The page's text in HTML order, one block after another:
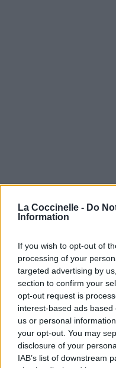
La Coccinelle - Do
Information
If you wish to opt-out of
processing of your
targeted advertising by
section to confirm your
opt-out request is
interest-based ads
us or personal
your opt-out. You may
disclosure of your
IAB’s list of downstream